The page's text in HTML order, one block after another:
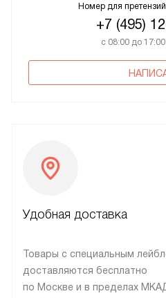
Номер для
+7 (495)
с 08:00 до
Удобная доставка
Товары с специальным
доставляются бесплатно
по Москве и в пределах